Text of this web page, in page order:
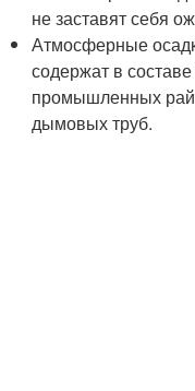
не заставят себя
Атмосферные
содержат в
промышленных
дымовых труб.